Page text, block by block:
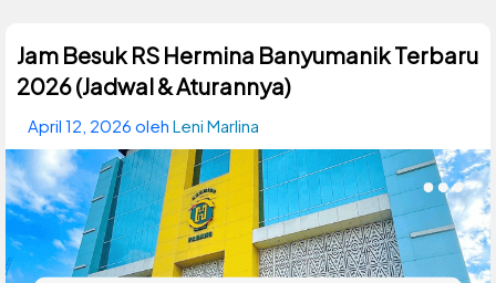
Jam Besuk RS Hermina Banyumanik Terbaru
2026 (Jadwal & Aturannya)
April 12, 2026 oleh Leni Marlina